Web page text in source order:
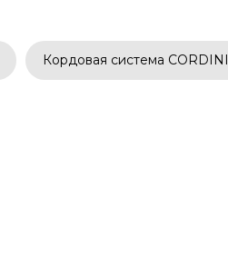
Кордовая система CORDINI